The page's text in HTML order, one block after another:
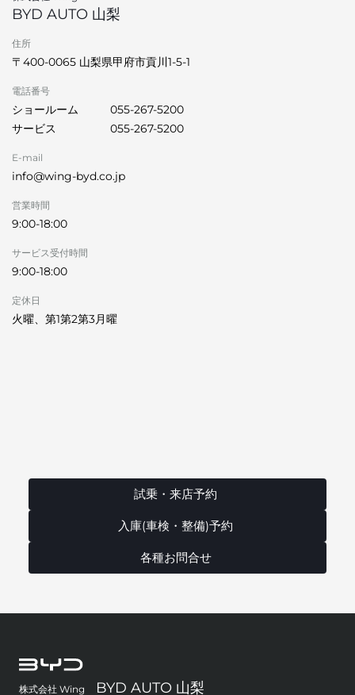
BYD AUTO 山梨
住所
〒400-0065 山梨県甲府市貢川1-5-1
電話番号
ショールーム
055-267-5200
サービス
055-267-5200
E-mail
info@wing-byd.co.jp
営業時間
9:00-18:00
サービス受付時間
9:00-18:00
定休日
火曜、第1第2第3月曜
試乗・来店予約
入庫(車検・整備)予約
各種お問合せ
株式会社 Wing BYD AUTO 山梨